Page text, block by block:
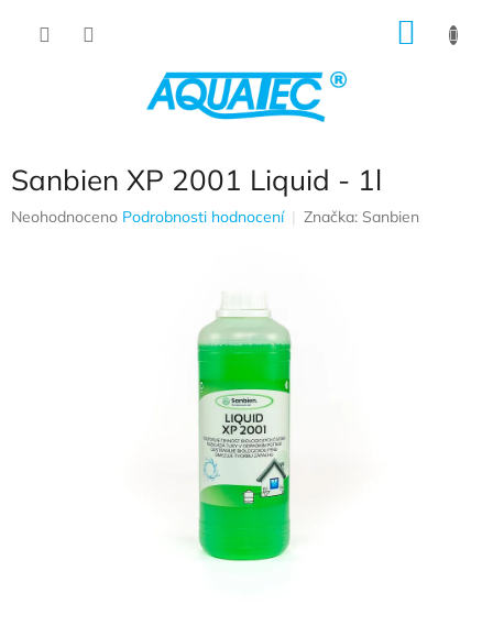
Sanbien XP 2001 Liquid - 1l
Průměrné hodnocení produktu je 0,0 z 5 hvězdiček.
Neohodnoceno Podrobnosti hodnocení Značka: Sanbien